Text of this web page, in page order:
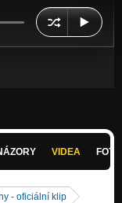
VIDEA
- oficiální klip